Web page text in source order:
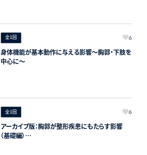
全1回 6
身体機能が基本動作に与える影響〜胸郭・下肢を
中心に〜
全1回 6
アーカイブ版：胸郭が整形疾患にもたらす影響
（基礎編）